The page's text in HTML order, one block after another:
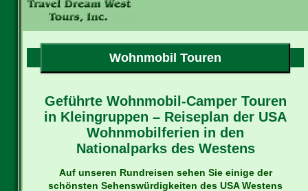
Buchungen
Kontakt
Wohnmobil Touren
Geführte Wohnmobil-Camper Touren
in Kleingruppen – Reiseplan der USA
Wohnmobilferien in den
Nationalparks des Westens
Auf unseren Rundreisen sehen Sie einige der
schönsten Sehenswürdigkeiten des USA Westens